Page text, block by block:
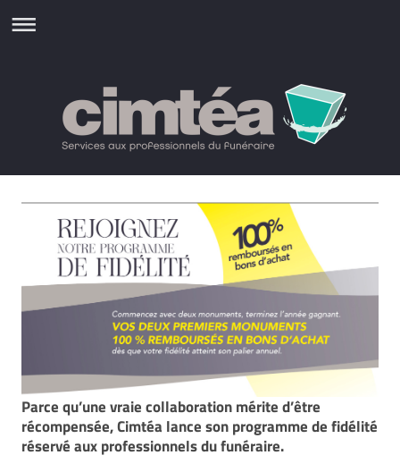
Parce qu’une vraie collaboration mérite d’être
récompensée, Cimtéa lance son programme de fidélité
réservé aux professionnels du funéraire.